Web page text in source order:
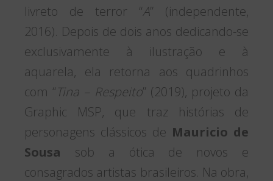
livreto de terror “A” (independente,
2016). Depois de dois anos dedicando-se
exclusivamente à ilustração e à
aquarela, ela retorna aos quadrinhos
com “ Tina – Respeito” (2019), projeto da
Graphic MSP, que traz histórias de
personagens clássicos de Mauricio de
Sousa sob a ótica de novos e
consagrados artistas brasileiros. Na obra,